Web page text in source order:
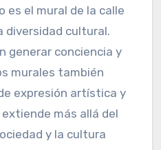
mensajes
murales
mensajes de
crítica social. Estos
local y la historia de